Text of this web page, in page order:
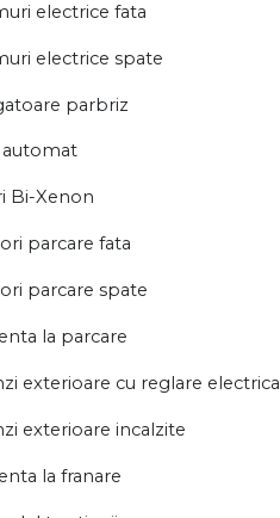
electrice fata
electrice spate
parbriz
Bi-Xenon
parcare fata
parcare spate
la parcare
exterioare cu reglare electrica
exterioare incalzite
la franare